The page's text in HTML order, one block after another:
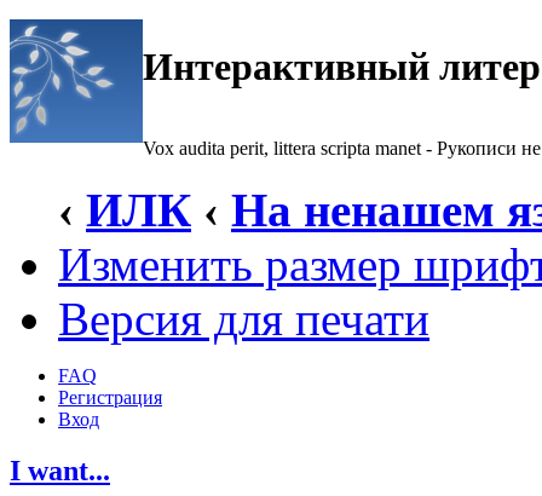
Интерактивный
Vox audita perit, littera scripta manet - Рукописи не
‹ ИЛК ‹ На ненашем
Изменить размер
Версия для печати
FAQ
Регистрация
Вход
I want...